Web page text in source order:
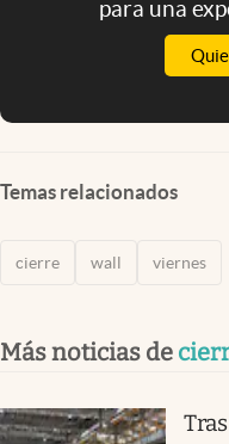
para una
Temas relacionados
cierre wall viernes
Más noticias de